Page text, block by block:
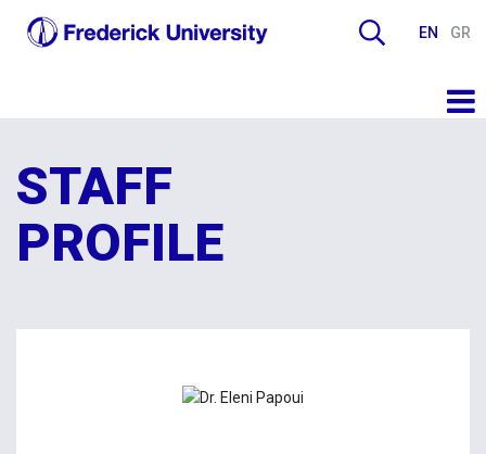
EN GR
STAFF
PROFILE